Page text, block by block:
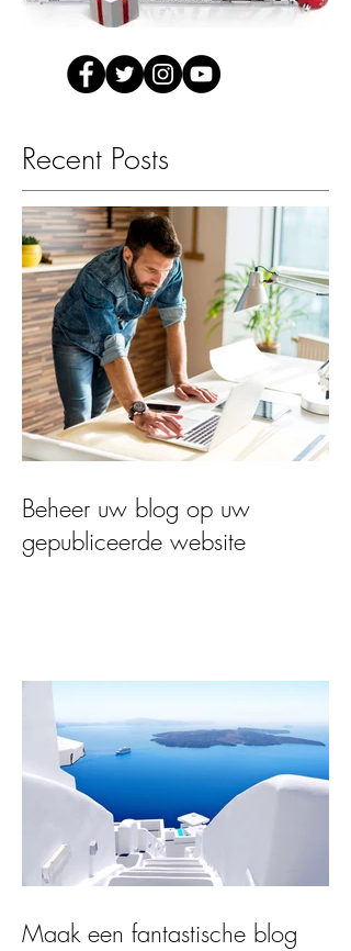
Recent Posts
Beheer uw blog op uw
gepubliceerde website
Maak een fantastische blog